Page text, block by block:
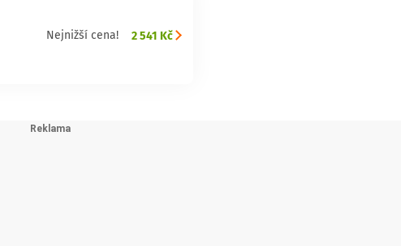
Nejnižší cena! 2 541 Kč